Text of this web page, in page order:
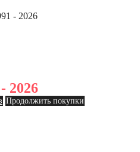
- 2026
2026
Продолжить покупки